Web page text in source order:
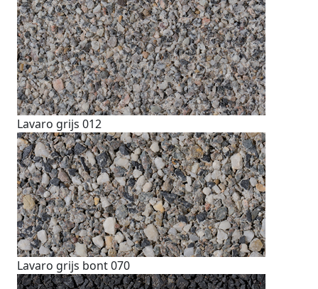
Lavaro grijs 012
Lavaro grijs bont 070